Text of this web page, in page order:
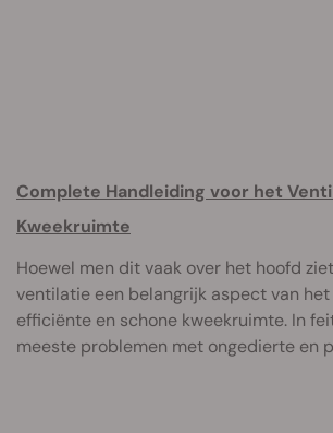
Complete Handleiding voor het
Kweekruimte
Hoewel men dit vaak over het hoofd
ventilatie een belangrijk aspect van het
efficiënte en schone kweekruimte. In
meeste problemen met ongedierte en p